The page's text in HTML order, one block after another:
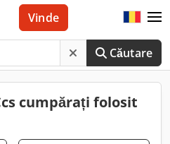
Căutare
Vinde
cumpărați folosit